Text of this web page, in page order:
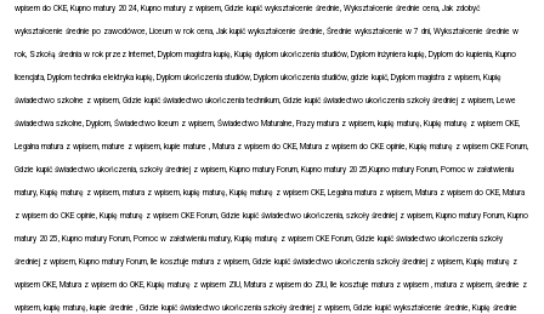
wpisem do CKE, Kupno matury 2024, Kupno matury z wpisem, Gdzie kupić wykształcenie średnie, Wykształcenie średnie cena, Jak zdobyć
wykształcenie średnie po zawodówce, Liceum w rok cena, Jak kupić wykształcenie średnie, Średnie wykształcenie w 7 dni, Wykształcenie średnie w
rok, Szkołą średnia w rok przez Internet, Dyplom magistra kupię, Kupię dyplom ukończenia studiów, Dyplom inżyniera kupię, Dyplom do kupienia, Kupno
licencjata, Dyplom technika elektryka kupię, Dyplom ukończenia studiów, Dyplom ukończenia studiów, gdzie kupić, Dyplom magistra z wpisem, Kupię
świadectwo szkolne z wpisem, Gdzie kupić świadectwo ukończenia technikum, Gdzie kupić świadectwo ukończenia szkoły średniej z wpisem, Lewe
świadectwa szkolne, Dyplom, Świadectwo liceum z wpisem, Świadectwo Maturalne, Frazy matura z wpisem, kupię maturę, Kupię maturę z wpisem CKE,
Legalna matura z wpisem, mature z wpisem, kupie mature , Matura z wpisem do CKE, Matura z wpisem do CKE opinie, Kupię maturę z wpisem CKE Forum,
Gdzie kupić świadectwo ukończenia, szkoły średniej z wpisem, Kupno matury Forum, Kupno matury 2025,Kupno matury Forum, Pomoc w załatwieniu
matury, Kupię maturę z wpisem, matura z wpisem, kupię maturę, Kupię maturę z wpisem CKE, Legalna matura z wpisem, Matura z wpisem do CKE, Matura
z wpisem do CKE opinie, Kupię maturę z wpisem CKE Forum, Gdzie kupić świadectwo ukończenia, szkoły średniej z wpisem, Kupno matury Forum, Kupno
matury 2025, Kupno matury Forum, Pomoc w załatwieniu matury, Kupię maturę z wpisem CKE Forum, Gdzie kupić świadectwo ukończenia szkoły
średniej z wpisem, Kupno matury Forum, Ile kosztuje matura z wpisem, Gdzie kupić świadectwo ukończenia szkoły średniej z wpisem, Kupię maturę z
wpisem OKE, Matura z wpisem do OKE, Kupię maturę z wpisem ZIU, Matura z wpisem do ZIU, Ile kosztuje matura z wpisem , matura z wpisem, średnie z
wpisem, kupię maturę, kupie średnie , Gdzie kupić świadectwo ukończenia szkoły średniej z wpisem, Gdzie kupić wykształcenie średnie, Kupię średnie